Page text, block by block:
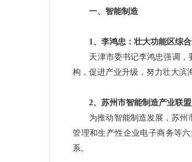
一、智能制造
1、李鸿忠：壮大功能区综
天津市委书记李鸿忠强调，要
构，促进产业升级，努力壮大滨
2、苏州市智能制造产业联
为推动 智能制造发展，苏州
管理和生产性企业电子商务等
系。